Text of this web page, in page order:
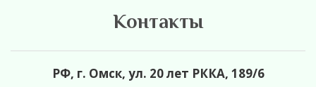
Контакты
РФ, г. Омск, ул. 20 лет РККА, 189/6